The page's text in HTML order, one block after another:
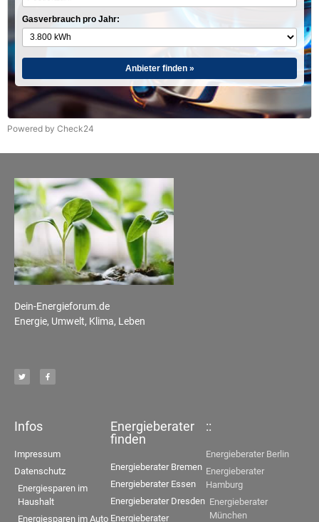
Gasverbrauch pro Jahr:
Anbieter finden »
Powered by Check24
Dein-Energieforum.de
Energie, Umwelt, Klima, Leben
Infos
Impressum
Datenschutz
Energiesparen im
Haushalt
Energiesparen im Auto
Energieberater
finden
Energieberater Bremen
Energieberater Essen
Energieberater Dresden
Energieberater
::
Energieberater Berlin
Energieberater
Hamburg
Energieberater
München